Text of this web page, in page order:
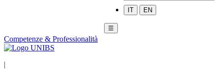
IT EN
☰
Competenze & Professionalità
|